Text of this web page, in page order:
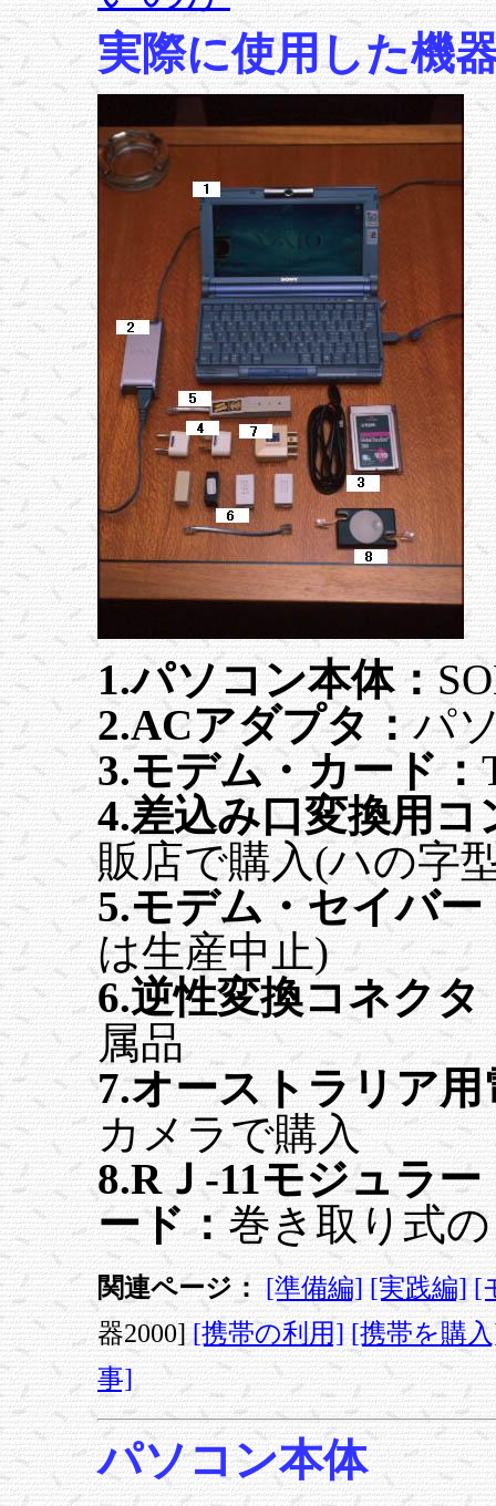
実際に使用した機
1.パソコン本体：
2.ACアダプタ：パ
3.モデム・カード：
4.差込み口変換用
販店で購入(ハの字
5.モデム・セイバー
は生産中止)
6.逆性変換コネクタ
属品
7.オーストラリア
カメラで購入
8.RＪ-11モジュラ
ード：巻き取り式
関連ページ： [準備編] [実践編] [
器2000][携帯の利用] [携帯を購
事]
パソコン本体